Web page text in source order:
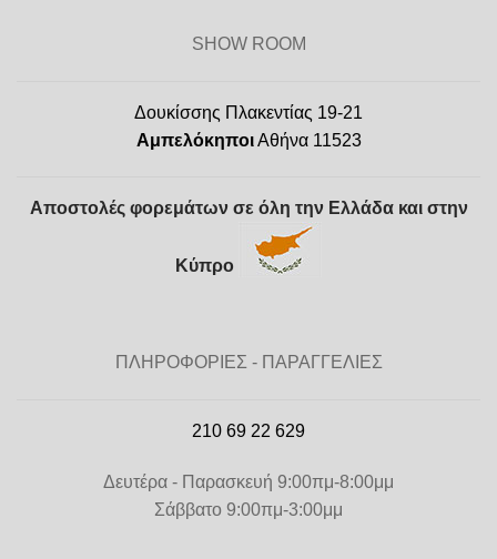
SHOW ROOM
Δουκίσσης Πλακεντίας 19-21
ΑμπελόκηποιΑθήνα 11523
Αποστολές φορεμάτων σε όλη την Ελλάδα και στην
Κύπρο
ΠΛΗΡΟΦΟΡΙΕΣ - ΠΑΡΑΓΓΕΛΙΕΣ
210 69 22 629
Δευτέρα - Παρασκευή 9:00πμ-8:00μμ
Σάββατο 9:00πμ-3:00μμ